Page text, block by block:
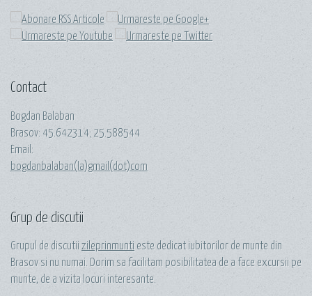
Contact
Bogdan Balaban
Brasov: 45.642314; 25.588544
Email:
bogdanbalaban(la)gmail(dot)com
Grup de discutii
Grupul de discutiizileprinmunti este dedicat iubitorilor de munte din
Brasov si nu numai. Dorim sa facilitam posibilitatea de a face excursii pe
munte, de a vizita locuri interesante.